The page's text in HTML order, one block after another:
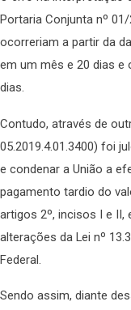
Portaria Conjunta nº
ocorreriam a partir da
em um mês e 20 dias
dias.
Contudo, através de
05.2019.4.01.3400) foi
e condenar a União a
pagamento tardio do
artigos 2º, incisos I e II,
alterações da Lei nº
Federal.
Sendo assim, diante